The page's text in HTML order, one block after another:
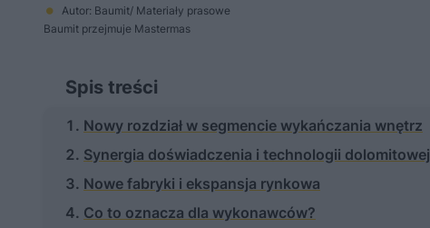
Autor: Baumit/ Materiały prasowe
Baumit przejmuje Mastermas
Spis treści
Nowy rozdział w segmencie wykańczania wnętrz
Synergia doświadczenia i technologii dolomitowej
Nowe fabryki i ekspansja rynkowa
Co to oznacza dla wykonawców?